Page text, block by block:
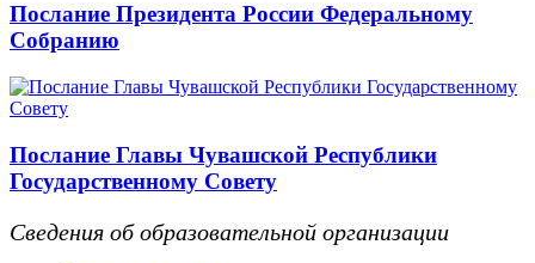
Послание Президента России Федеральному
Собранию
Послание Главы Чувашской Республики
Государственному Совету
Сведения об образовательной организации